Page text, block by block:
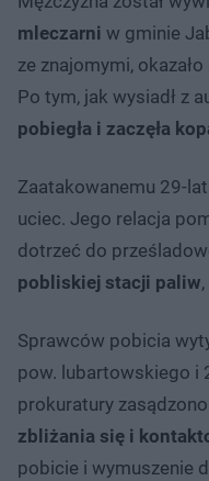
mleczarni w gminie
ze znajomymi, okazało
Po tym, jak wysiadł z
pobiegła i zaczęła
Zaatakowanemu 29-
uciec. Jego relacja
dotrzeć do
pobliskiej stacji paliw
Sprawców pobicia
pow. lubartowskiego i
prokuratury
zbliżania się i
pobicie i wymuszenie